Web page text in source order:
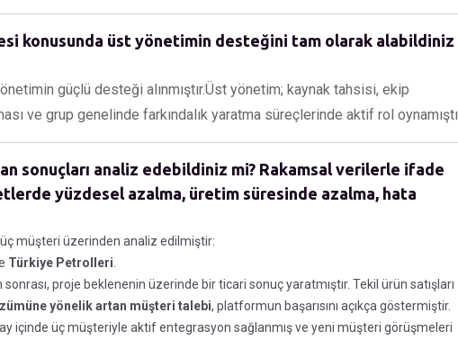
konusunda üst yönetimin desteğini tam olarak alabildiniz
güçlü desteği alınmıştır.Üst yönetim; kaynak tahsisi, ekip
ve grup genelinde farkındalık yaratma süreçlerinde aktif rol
sonuçları analiz edebildiniz mi? Rakamsal verilerle ifade
yüzdesel azalma, üretim süresinde azalma, hata
üç müşteri üzerinden analiz edilmiştir:
Türkiye Petrolleri
proje beklenenin üzerinde bir ticari sonuç yaratmıştır. Tekil ürün satışları
yönelik artan müşteri talebi, platformun başarısını açıkça göstermiştir.
içinde üç müşteriyle aktif entegrasyon sağlanmış ve yeni müşteri görüşmeleri